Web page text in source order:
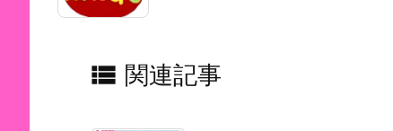
 関連記事